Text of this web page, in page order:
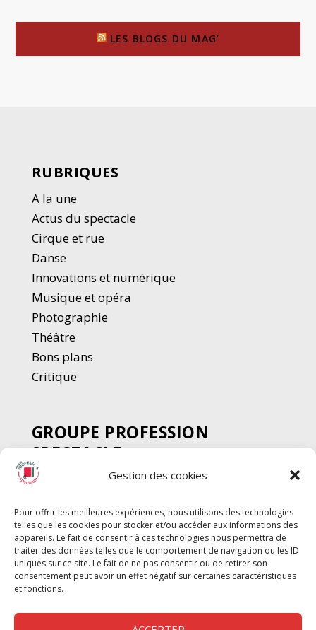
Gestion des cookies
Pour offrir les meilleures expériences, nous utilisons des technologies
telles que les cookies pour stocker et/ou accéder aux informations des
appareils. Le fait de consentir à ces technologies nous permettra de
traiter des données telles que le comportement de navigation ou les ID
uniques sur ce site. Le fait de ne pas consentir ou de retirer son
consentement peut avoir un effet négatif sur certaines caractéristiques
et fonctions.
LES BLOGS DU MAG’
RUBRIQUES
A la une
Actus du spectacle
Cirque et rue
Danse
Innovations et numérique
Musique et opéra
Photographie
Théâtre
Bons plans
Critique
GROUPE PROFESSION
SPECTACLE
Chèque Intermittents
Chèque Compta
Chèque Emploi Spectacle
G-Pods
Profession Audio-visuel